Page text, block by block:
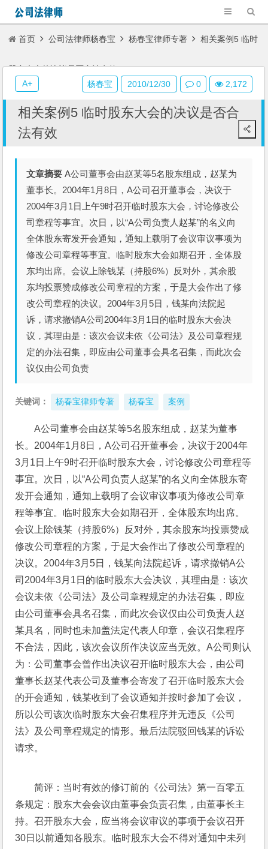
首页 公司法律师杨春宝 杨春宝律师专著 相关案例5 临时
股东大会的决议是否合法有效
相关案例5 临时股东大会的决议是否合
法有效
文章摘要 A公司董事会由赵某等5名股东组成，赵某为
董事长。2004年1月8日，A公司召开董事会，决议于
2004年3月1日上午9时召开临时股东大会，讨论修改公
司章程等事宜。次日，以“A公司负责人赵某”的名义向
全体股东寄发开会通知，通知上载明了会议审议事项为
修改公司章程等事宜。临时股东大会如期召开，全体股
东均出席。会议上除钱某（持股6%）反对外，其余股
东均投票赞成修改公司章程的方案，于是大会作出了修
改公司章程的决议。2004年3月5日，钱某向法院起
诉，请求撤销A公司2004年3月1日的临时股东大会决
议，其理由是：该次会议未依《公司法》及公司章程规
定的办法召集，即应由公司董事会具名召集，而此次会
议仅由公司负责
关键词： 杨春宝律师专著 杨春宝 案例
A公司董事会由赵某等5名股东组成，赵某为董事
长。 2004年1月8日，A公司召开董事会，决议于2004年
3月1日上午9时召开临时股东大会，讨论修改公司章程等
事宜。次日，以“A公司负责人赵某”的名义向全体股东寄
发开会通知，通知上载明了会议审议事项为修改公司章
程等事宜。临时股东大会如期召开，全体股东均出席。
会议上除钱某（持股6%）反对外，其余股东均投票赞成
修改公司章程的方案，于是大会作出了修改公司章程的
决议。2004年3月5日，钱某向法院起诉，请求撤销A公
司2004年3月1日的临时股东大会决议，其理由是：该次
会议未依《公司法》及公司章程规定的办法召集，即应
由公司董事会具名召集，而此次会议仅由公司负责人赵
某具名，同时也未加盖法定代表人印章，会议召集程序
不合法，因此，该次会议所作决议应当无效。A公司则认
为：公司董事会曾作出决议召开临时股东大会，由公司
董事长赵某代表公司及董事会寄发了召开临时股东大会
的开会通知，钱某收到了会议通知并按时参加了会议，
所以公司该次临时股东大会召集程序并无违反《公司
法》及公司章程规定的情形。最后法院驳回钱某的诉讼
请求。
简评：当时有效的修订前的《公司法》第一百零五
条规定：股东大会会议由董事会负责召集，由董事长主
持。召开股东大会，应当将会议审议的事项于会议召开
30日以前通知各股东。临时股东大会不得对通知中未列
杨春宝 2010/12/30 0 2,172
A+